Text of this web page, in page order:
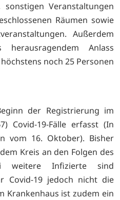
Veranstaltungen
Räumen sowie
Außerdem
Anlass
noch 25 Personen
der Registrierung im
Covid-19-Fälle erfasst (In
vom 16. Oktober). Bisher
Kreis an den Folgen des
weitere Infizierte sind
Covid-19 jedoch nicht die
Krankenhaus ist zudem ein